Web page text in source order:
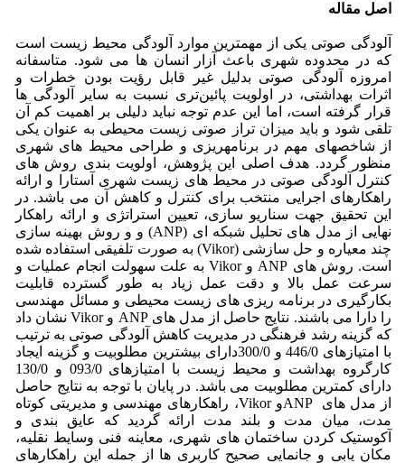
اصل مقاله
آلودگی صوتی یکی از مهمترین موارد آلودگی محیط زیست است
که در محدوده شهری باعث آزار انسان ها می شود. متاسفانه
امروزه آلودگی صوتی بدلیل غیر قابل رؤیت بودن خطرات و
اثرات بهداشتی، در اولویت پائین‌تری نسبت به سایر آلودگی ها
قرار گرفته است، اما این عدم توجه نباید دلیلی بر اهمیت کم آن
تلقی شود و باید میزان تراز صوتی زیست محیطی به عنوان یکی
از شاخصهای مهم در برنامه‎ریزی و طراحی محیط های شهری
منظور گردد. هدف اصلی این پژوهش، اولویت بندى روش هاى
کنترل آلودگی صوتی در محیط های زیست شهری آستارا و ارائه
راهکارهای اجرایی منتخب برای کنترل و کاهش آن می باشد. در
این تحقیق جهت سناریو سازی، تعیین استراتژی و ارائه راهکار
نهایی از مدل های تحلیل شبکه ای (ANP) و و روش بهینه سازی
چند معیاره و حل سازشی (Vikor) به صورت تلفیقی استفاده شده
است. روش های ANP و Vikor به علت سهولت انجام عملیات و
سرعت عمل بالا و دقت عمل زیاد به طور گسترده قابلیت
بکارگیری در برنامه ریزی های زیست محیطی و مسائل مهندسی
را دارا می باشند. نتایج حاصل از مدل های ANP و Vikor نشان داد
که گزینه رشد فرهنگی در مدیریت کاهش آلودگی صوتی به ترتیب
با امتیازهای 446/0 و 300/0دارای بیشترین مطلوبیت و گزینه ایجاد
کارگروه بهداشت و محیط زیست با امتیازهای 093/0 و 130/0
دارای کمترین مطلوبیت می باشد. در پایان با توجه به نتایج حاصل
از مدل های ANPو Vikor، راهکارهای مهندسی و مدیریتی کوتاه
مدت، میان مدت و بلند مدت ارائه گردید که عایق بندی و
آکوستیک کردن ساختمان های شهری، معاینه فنی وسایط نقلیه،
مکان یابی و جانمایی صحیح کاربری ها از جمله این راهکارهای